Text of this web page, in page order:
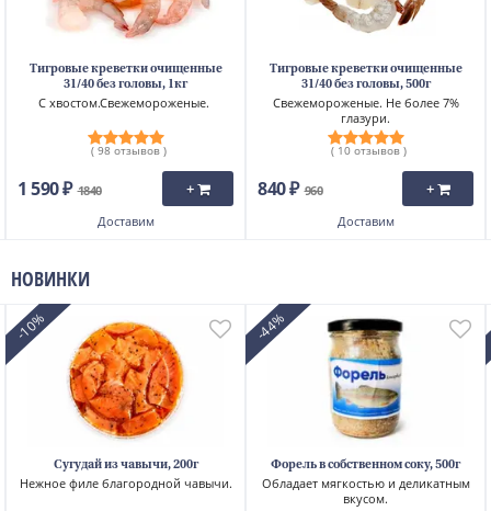
Тигровые креветки очищенные
31/40 без головы, 1кг
С хвостом.Свежемороженые.
( 98 отзывов )
1 590 ₽ 1840 +
Доставим
Тигровые креветки очищенные
31/40 без головы, 500г
Свежемороженые. Не более 7%
глазури.
( 10 отзывов )
840 ₽ 960 +
Доставим
НОВИНКИ
-10%
Сугудай из чавычи, 200г
Нежное филе благородной чавычи.
-44%
Форель в собственном соку, 500г
Обладает мягкостью и деликатным
вкусом.